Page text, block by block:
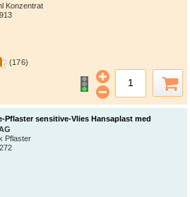
Konzentrat
(176)
Pflaster sensitive-Vlies Hansaplast med
Pflaster